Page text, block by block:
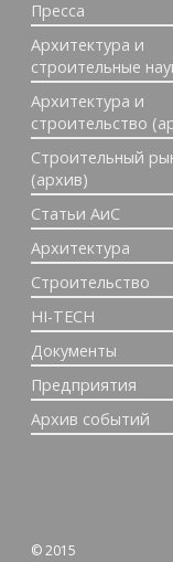
Пресса
Архитектура и
строительные
Архитектура и
строительство
Строительный
(архив)
Статьи АиС
Архитектура
Строительство
HI-TECH
Документы
Предприятия
Архив событий
© 2015